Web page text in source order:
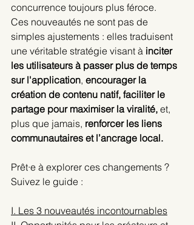
concurrence toujours plus féroce.
Ces nouveautés ne sont pas de
simples ajustements : elles traduisent
une véritable stratégie visant à inciter
les utilisateurs à passer plus de temps
sur l'application, encourager la
création de contenu natif, faciliter le
partage pour maximiser la viralité, et,
plus que jamais, renforcer les liens
communautaires et l’ancrage local.
Prêt·e à explorer ces changements ?
Suivez le guide :
I. Les 3 nouveautés incontournables